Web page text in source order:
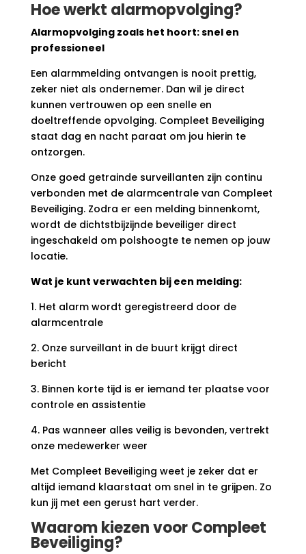
Hoe werkt alarmopvolging?
Alarmopvolging zoals het hoort: snel en
professioneel
Een alarmmelding ontvangen is nooit prettig,
zeker niet als ondernemer. Dan wil je direct
kunnen vertrouwen op een snelle en
doeltreffende opvolging. Compleet Beveiliging
staat dag en nacht paraat om jou hierin te
ontzorgen.
Onze goed getrainde surveillanten zijn continu
verbonden met de alarmcentrale van Compleet
Beveiliging. Zodra er een melding binnenkomt,
wordt de dichtstbijzijnde beveiliger direct
ingeschakeld om polshoogte te nemen op jouw
locatie.
Wat je kunt verwachten bij een melding:
1. Het alarm wordt geregistreerd door de
alarmcentrale
2. Onze surveillant in de buurt krijgt direct
bericht
3. Binnen korte tijd is er iemand ter plaatse voor
controle en assistentie
4. Pas wanneer alles veilig is bevonden, vertrekt
onze medewerker weer
Met Compleet Beveiliging weet je zeker dat er
altijd iemand klaarstaat om snel in te grijpen. Zo
kun jij met een gerust hart verder.
Waarom kiezen voor Compleet
Beveiliging?